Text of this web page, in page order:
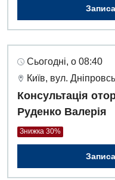
Сьогодні, о 08:40
Київ, вул.
Консультація
Руденко Валерія
Знижка 30%